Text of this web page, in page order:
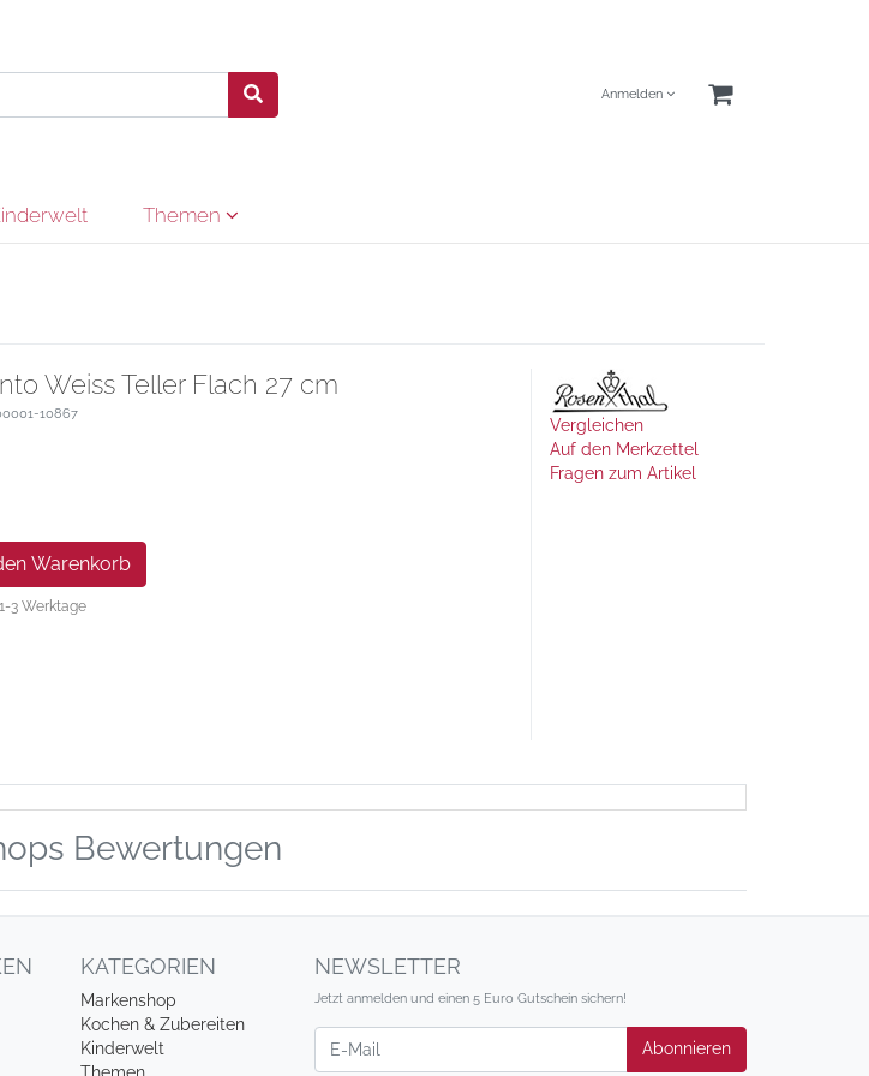
Anmelden
Themen
Weiss Teller Flach 27 cm
10867
Warenkorb
3 Werktage
Vergleichen
Auf den Merkzettel
Fragen zum Artikel
Bewertungen
KATEGORIEN
Markenshop
Kochen & Zubereiten
Kinderwelt
Themen
NEWSLETTER
Jetzt anmelden und einen 5 Euro Gutschein sichern!
Newsletter
Abonnieren